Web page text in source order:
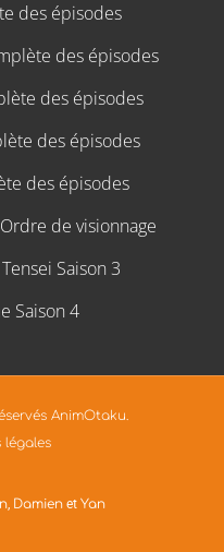
des épisodes
des épisodes
des épisodes
des épisodes
des épisodes
de visionnage
Saison 3
Saison 4
AnimOtaku.
légales
, Damienet Yan